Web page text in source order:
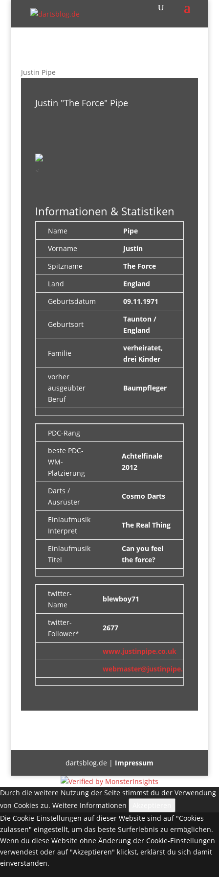
Justin Pipe
Justin "The Force" Pipe
Informationen & Statistiken
Name
Pipe
Vorname
Justin
Spitzname
The Force
Land
England
Geburtsdatum
09.11.1971
Geburtsort
Taunton /
England
Familie
verheiratet,
drei Kinder
vorher
ausgeübter
Beruf
Baumpfleger
PDC-Rang
beste PDC-
WM-
Platzierung
Achtelfinale
2012
Darts /
Ausrüster
Cosmo Darts
Einlaufmusik
Interpret
The Real Thing
Einlaufmusik
Titel
Can you feel
the force?
twitter-
Name
blewboy71
twitter-
Follower*
2677
www.justinpipe.co.uk
webmaster@justinpipe.co.uk
dartsblog.de | Impressum
Durch die weitere Nutzung der Seite stimmst du der Verwendung
von Cookies zu. Weitere Informationen
Die Cookie-Einstellungen auf dieser Website sind auf "Cookies
zulassen" eingestellt, um das beste Surferlebnis zu ermöglichen.
Wenn du diese Website ohne Änderung der Cookie-Einstellungen
verwendest oder auf "Akzeptieren" klickst, erklärst du sich damit
einverstanden.